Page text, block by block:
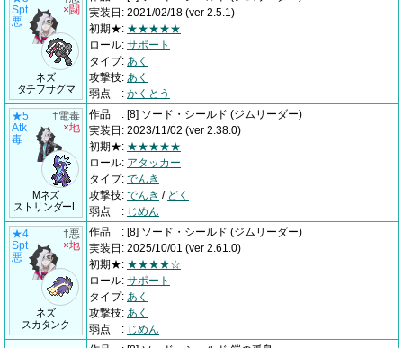
Spt
悪
ネズ
タチフサグマ
×闘
実装日 : 2021/02/18 (ver 2.5.1)
初期★: ★★★★★
ロール: サポート
タイプ: あく
攻撃技: あく
弱点
: かくとう
★5
Atk
毒
Mネズ
ストリンダーL
†電毒
×地
作品 : [8] ソード・シールド (ジムリーダー)
実装日 : 2023/11/02 (ver 2.38.0)
初期★: ★★★★★
ロール: アタッカー
タイプ: でんき
攻撃技: でんき / どく
弱点
: じめん
★4
Spt
悪
ネズ
スカタンク
†悪
×地
作品 : [8] ソード・シールド (ジムリーダー)
実装日 : 2025/10/01 (ver 2.61.0)
初期★: ★★★★☆
ロール: サポート
タイプ: あく
攻撃技: あく
弱点
: じめん